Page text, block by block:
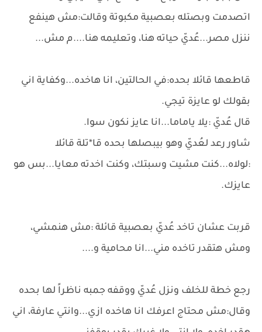
اتصدمت وبصتله بعصبية مكبوتة وقالت:مش هينفع
ننزل مصر...عُديّ حياته هنا، وتعليمه هنا....م مش...
قاطعها قائلا بحده:في الحالتين، انا هاخده...وكفاية اني
بقولك لو عايزة تيجي.
قال عُديّ :يلا ياماما...انا عايز نكون سوا.
شاور رعد لعُديّ وهو بيبصلها بحده قا*تلة قائلا
:لولاه...كنت مشيت وسبتك، وكنت اخدته معايا...بس هو
عايزك.
قربت عشان تاخد عُديّ بعصبية قائلة :مش هنمشي،
ومش هتقدر تاخده مني...انا محامية و....
رجع خطة للخلف ونزل عُديّ ووقفه جمبه ناظراً لها بحده
وقال:مش محتاج اعرفك انا هاخده ازي...وانتي عارفة، اني